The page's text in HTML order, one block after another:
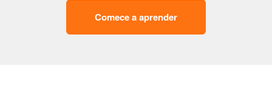
Comece a aprender